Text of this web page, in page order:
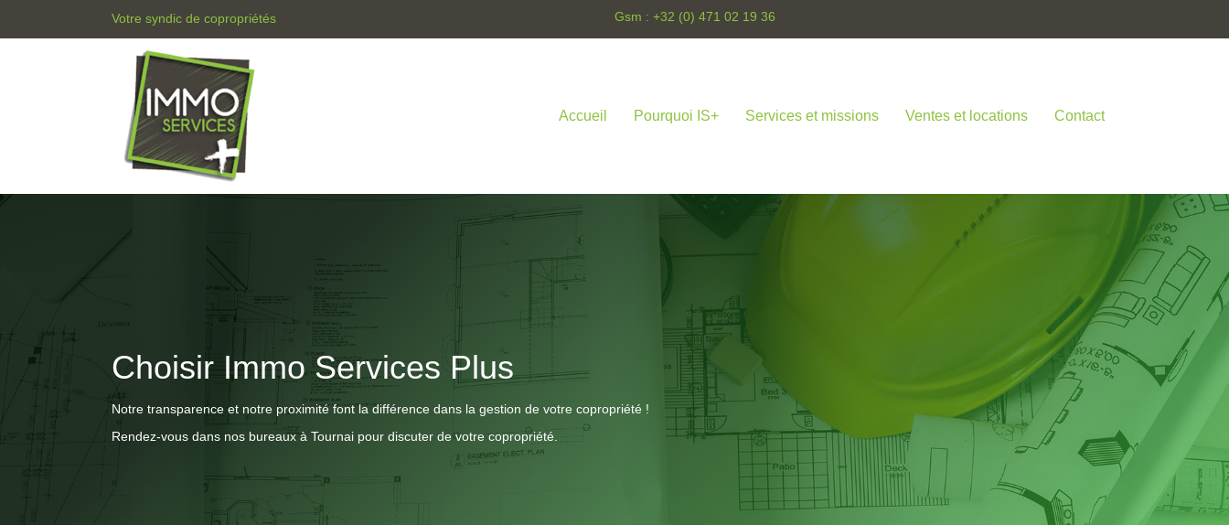
Votre syndic de copropriétés Gsm : +32 (0) 471 02 19 36
Accueil Pourquoi IS+ Services et missions Ventes et locations Contact
Choisir Immo Services Plus
Notre transparence et notre proximité font la différence dans la gestion de votre copropriété !
Rendez-vous dans nos bureaux à Tournai pour discuter de votre copropriété.